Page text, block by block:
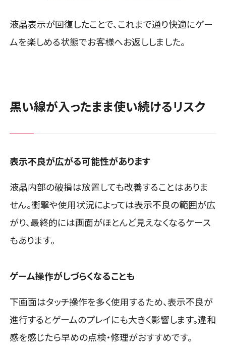
液晶表示が回復したことで、これまで通り快適にゲー
ムを楽しめる状態でお客様へお返ししました。
黒い線が入ったまま使い続けるリスク
表示不良が広がる可能性があります
液晶内部の破損は放置しても改善することはありま
せん。衝撃や使用状況によっては表示不良の範囲が広
がり、最終的には画面がほとんど見えなくなるケース
もあります。
ゲーム操作がしづらくなることも
下画面はタッチ操作を多く使用するため、表示不良が
進行するとゲームのプレイにも大きく影響します。違和
感を感じたら早めの点検・修理がおすすめです。